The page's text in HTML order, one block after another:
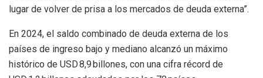
lugar de volver de prisa a los mercados de deuda externa”.
En 2024, el saldo combinado de deuda externa de los
países de ingreso bajo y mediano alcanzó un máximo
histórico de USD 8,9 billones, con una cifra récord de